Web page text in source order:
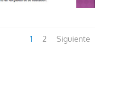
1 2 Siguiente